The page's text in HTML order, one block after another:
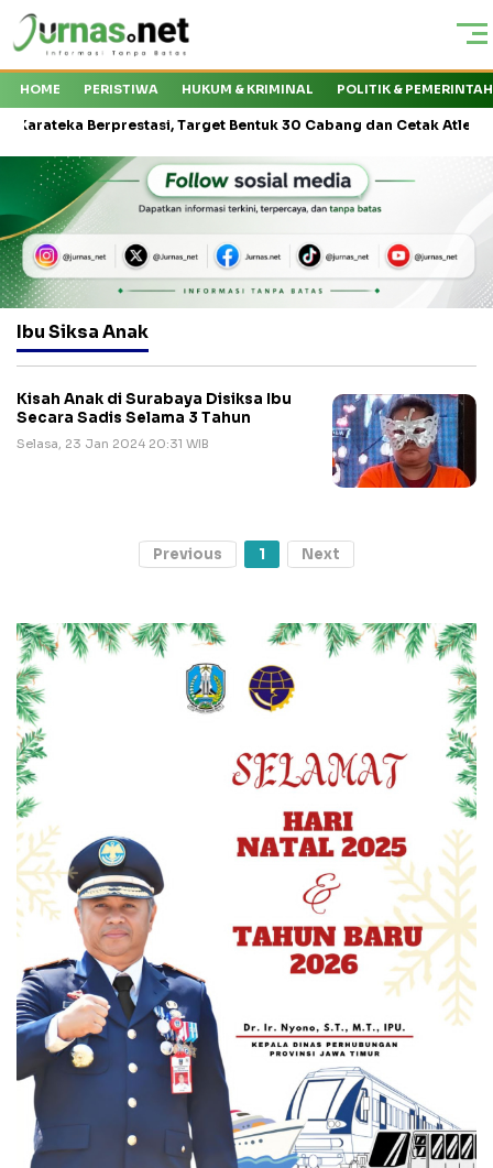
HOME PERISTIWA HUKUM & KRIMINAL POLITIK &
Berprestasi, Target Bentuk 30 Cabang dan Cetak Atlet Nasional
Ibu Siksa Anak
Kisah Anak di Surabaya Disiksa Ibu
Secara Sadis Selama 3 Tahun
Selasa, 23 Jan 2024 20:31 WIB
Previous 1 Next